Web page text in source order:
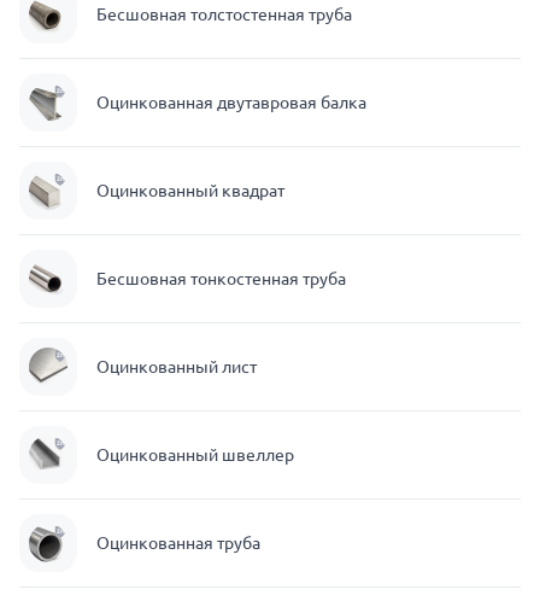
Бесшовная толстостенная труба
Оцинкованная двутавровая балка
Оцинкованный квадрат
Бесшовная тонкостенная труба
Оцинкованный лист
Оцинкованный швеллер
Оцинкованная труба